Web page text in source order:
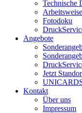
Technische
Arbeitsweise
Fotodoku
Angebote
Jetzt
Kontakt
Über uns
Impressum